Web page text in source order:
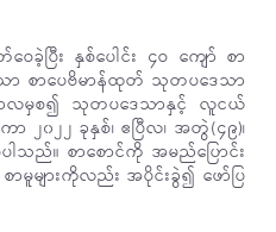
ပြီး နှစ်ပေါင်း ၄ဝ ကျော် စာ
ော စာပေဗိမာန်ထုတ် သုတပဒေသာ
ာလမှစ၍ သုတပဒေသာနှင့် လူငယ်
၂၀၂၂ ခုနှစ်၊ ဧပြီလ၊ အတွဲ(၄၉)၊
ည်။ စာစောင်ကို အမည်ပြောင်း
များကိုလည်း အပိုင်းခွဲ၍ ဖော်ပြ